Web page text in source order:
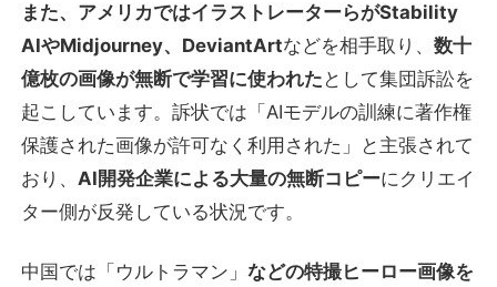
また、アメリカではイラストレーターらがStability
AIやMidjourney、DeviantArtなどを相手取り、数十
億枚の画像が無断で学習に使われた として集団訴訟を
起こしています。訴状では「AIモデルの訓練に著作権
保護された画像が許可なく利用された」と主張されて
おり、AI開発企業による大量の無断コピーにクリエイ
ター側が反発している状況です。
中国では「ウルトラマン」などの特撮ヒーロー画像を